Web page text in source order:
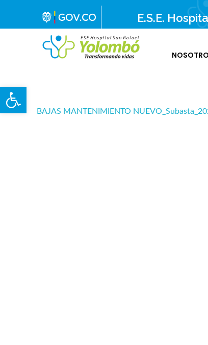
Abrir barra de herramientas
E.S.E.
BAJAS MANTENIMIENTO